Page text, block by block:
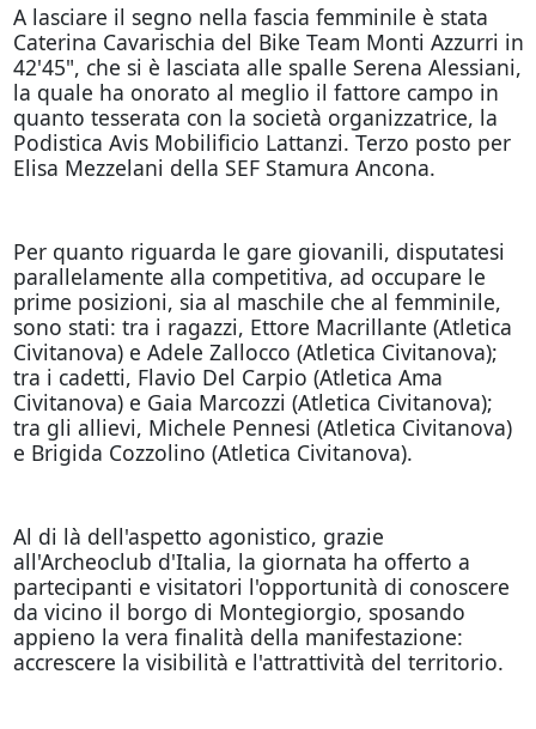
A lasciare il segno nella fascia femminile è stata
Caterina Cavarischia del Bike Team Monti Azzurri in
42'45", che si è lasciata alle spalle Serena Alessiani,
la quale ha onorato al meglio il fattore campo in
quanto tesserata con la società organizzatrice, la
Podistica Avis Mobilificio Lattanzi. Terzo posto per
Elisa Mezzelani della SEF Stamura Ancona.
Per quanto riguarda le gare giovanili, disputatesi
parallelamente alla competitiva, ad occupare le
prime posizioni, sia al maschile che al femminile,
sono stati: tra i ragazzi, Ettore Macrillante (Atletica
Civitanova) e Adele Zallocco (Atletica Civitanova);
tra i cadetti, Flavio Del Carpio (Atletica Ama
Civitanova) e Gaia Marcozzi (Atletica Civitanova);
tra gli allievi, Michele Pennesi (Atletica Civitanova)
e Brigida Cozzolino (Atletica Civitanova).
Al di là dell'aspetto agonistico, grazie
all'Archeoclub d'Italia, la giornata ha offerto a
partecipanti e visitatori l'opportunità di conoscere
da vicino il borgo di Montegiorgio, sposando
appieno la vera finalità della manifestazione:
accrescere la visibilità e l'attrattività del territorio.